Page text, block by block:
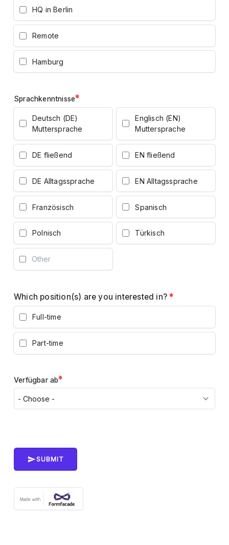
HQ in Berlin
Remote
Hamburg
Sprachkenntnisse*
Deutsch (DE)
Muttersprache
Englisch (EN)
Muttersprache
DE fließend EN fließend
DE Alltagssprache EN Alltagssprache
Französisch Spanisch
Polnisch Türkisch
Which position(s) are you interested in?*
Full-time
Part-time
Verfügbar ab*
SUBMIT